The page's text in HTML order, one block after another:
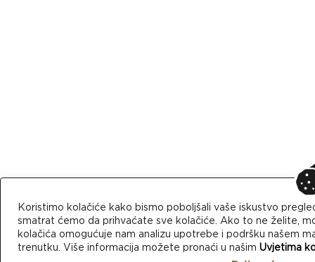
Koristimo kolačiće kako bismo poboljšali vaše iskustvo
smatrat ćemo da prihvaćate sve kolačiće. Ako to ne želite,
kolačića omogućuje nam analizu upotrebe i podršku našem
trenutku. Više informacija možete pronaći u našim Uvjetima